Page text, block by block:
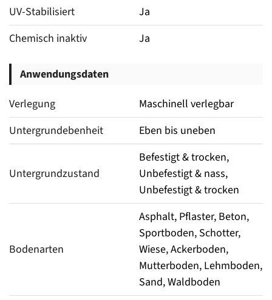
UV-Stabilisiert
Ja
Chemisch inaktiv
Ja
Anwendungsdaten
Verlegung
Maschinell verlegbar
Untergrundebenheit
Eben bis uneben
Untergrundzustand
Befestigt & trocken,
Unbefestigt & nass,
Unbefestigt & trocken
Bodenarten
Asphalt, Pflaster, Beton,
Sportboden, Schotter,
Wiese, Ackerboden,
Mutterboden, Lehmboden,
Sand, Waldboden